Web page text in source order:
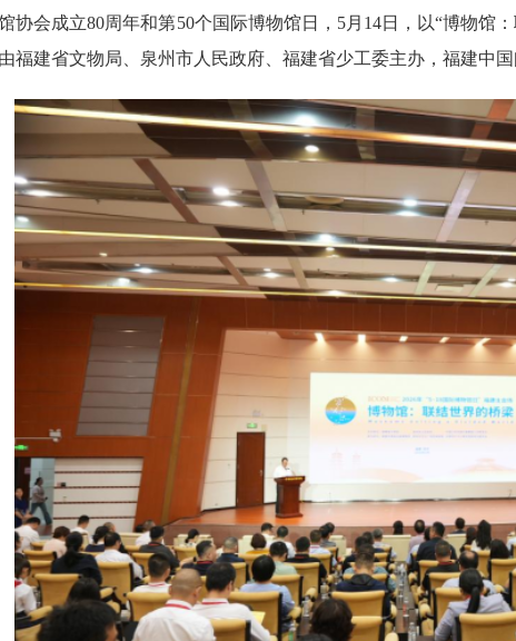
协会成立80周年和第50个国际博物馆日，5月14日，以“博物馆
福建省文物局、泉州市人民政府、福建省少工委主办，福建中国